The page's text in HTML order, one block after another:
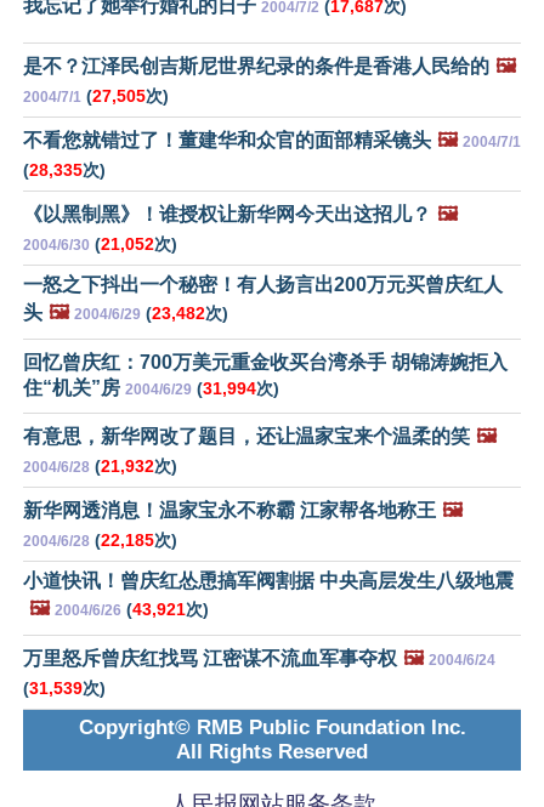
我忘记了她举行婚礼的日子 2004/7/2 (17,687次)
是不？江泽民创吉斯尼世界纪录的条件是香港人民给的 🖼️
2004/7/1 (27,505次)
不看您就错过了！董建华和众官的面部精采镜头 🖼️ 2004/7/1
(28,335次)
《以黑制黑》！谁授权让新华网今天出这招儿？ 🖼️
2004/6/30 (21,052次)
一怒之下抖出一个秘密！有人扬言出200万元买曾庆红人
头 🖼️ 2004/6/29 (23,482次)
回忆曾庆红：700万美元重金收买台湾杀手 胡锦涛婉拒入
住“机关”房 2004/6/29 (31,994次)
有意思，新华网改了题目，还让温家宝来个温柔的笑 🖼️
2004/6/28 (21,932次)
新华网透消息！温家宝永不称霸 江家帮各地称王 🖼️
2004/6/28 (22,185次)
小道快讯！曾庆红怂恿搞军阀割据 中央高层发生八级地震
🖼️ 2004/6/26 (43,921次)
万里怒斥曾庆红找骂 江密谋不流血军事夺权 🖼️ 2004/6/24
(31,539次)
Copyright© RMB Public Foundation Inc.
All Rights Reserved